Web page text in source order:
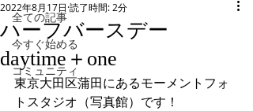
全ての記事
今すぐ始める
コミュニティ
ハーフバースデー
daytime＋one
2022年8月17日 読了時間: 2分
東京大田区蒲田にあるモーメントフォ
トスタジオ（写真館）です！